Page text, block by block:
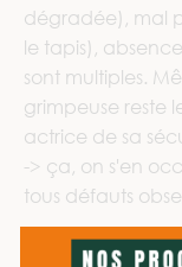
dégradée), mal
le tapis),
sont multiples.
grimpeuse reste
actrice de sa
-> ça, on s'en
tous défauts
EN